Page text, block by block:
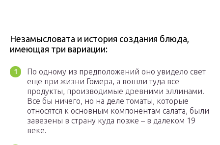
Незамысловата и история создания блюда,
имеющая три вариации:
По одному из предположений оно увидело свет
еще при жизни Гомера, а вошли туда все
продукты, производимые древними эллинами.
Все бы ничего, но на деле томаты, которые
относятся к основным компонентам салата, были
завезены в страну куда позже – в далеком 19
веке.